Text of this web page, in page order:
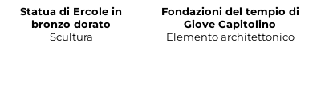
Statua di Ercole in
bronzo dorato
Scultura
Fondazioni del tempio di
Giove Capitolino
Elemento architettonico